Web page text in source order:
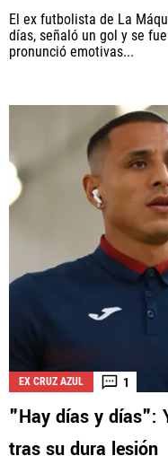
El ex futbolista de La
días, señaló un gol y se
pronunció emotivas...
EX CRUZ AZUL 1
"Hay días y días":
tras su dura lesión